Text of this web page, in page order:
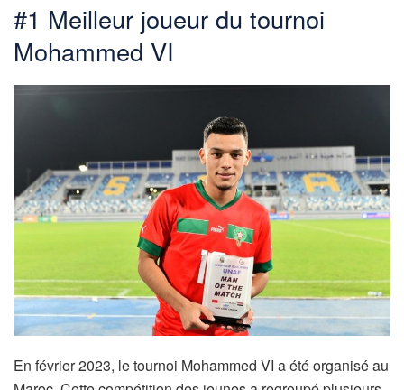
#1 Meilleur joueur du tournoi
Mohammed VI
En février 2023, le tournoi Mohammed VI a été organisé au